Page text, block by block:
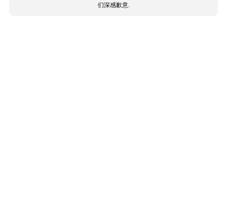
们深感歉意.